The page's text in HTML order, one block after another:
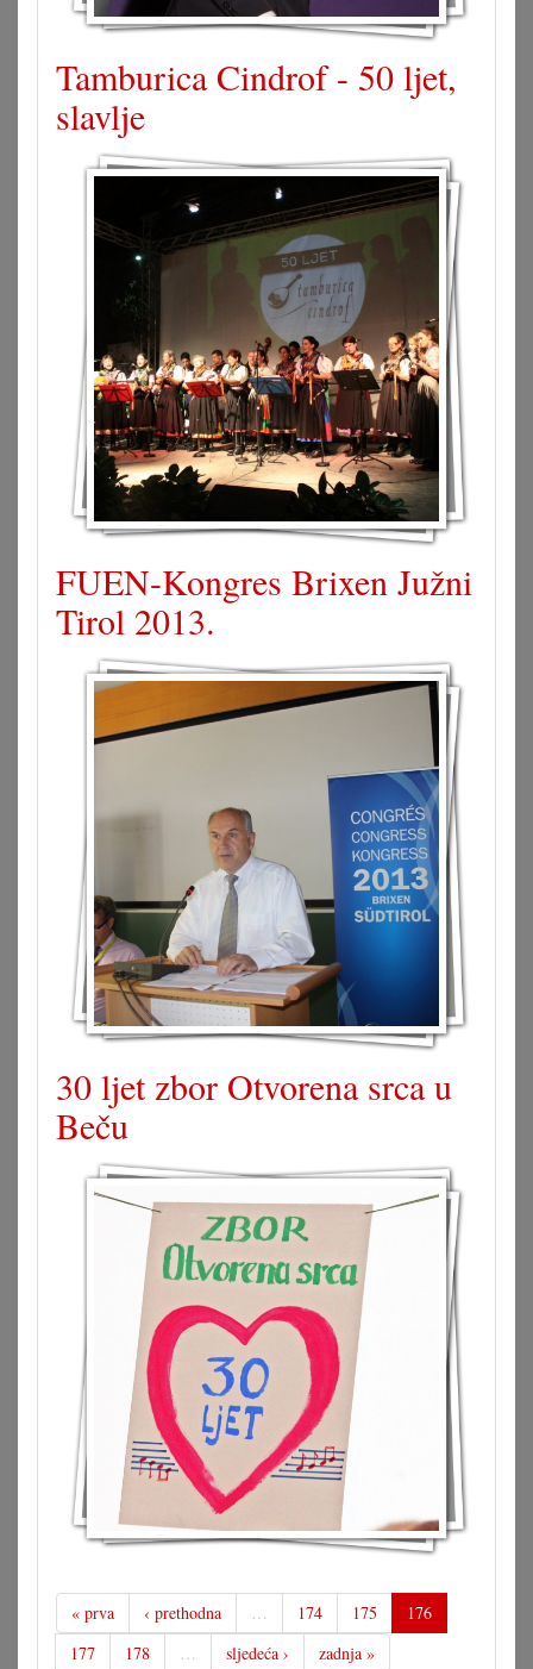
Tamburica Cindrof - 50 ljet,
slavlje
FUEN-Kongres Brixen Južni
Tirol 2013.
30 ljet zbor Otvorena srca u
Beču
« prva ‹ prethodna … 174 175
176
177
178 … sljedeća › zadnja »